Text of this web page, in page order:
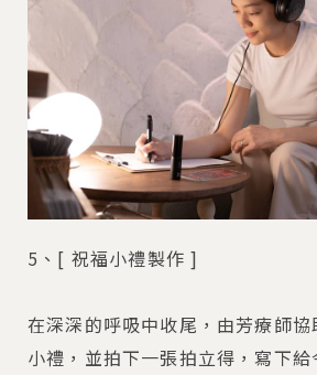
5、[ 祝福小禮製作 ]
在深深的呼吸中收尾，由芳療師
小禮，並拍下一張拍立得，寫下